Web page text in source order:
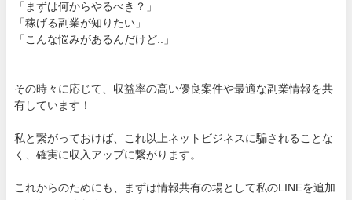
「まずは何からやるべき？」
「稼げる副業が知りたい」
「こんな悩みがあるんだけど..」
その時々に応じて、収益率の高い優良案件や最適な副業情報を共
有しています！
私と繋がっておけば、これ以上ネットビジネスに騙されることな
く、確実に収入アップに繋がります。
これからのためにも、まずは情報共有の場として私のLINEを追加